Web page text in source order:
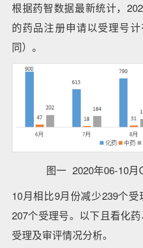
根据药智数据最新统计，
的药品注册申请以受理号
同）。
图一 2020年06-10月
10月相比9月份减少239个
207个受理号。以下且看化
受理及审评情况分析。